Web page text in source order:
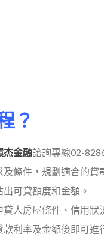
？
杰金融諮詢專線02-
條件，規劃適合的貸
可貸額度和金額。
人房屋條件、信用狀
利率及金額後即可進